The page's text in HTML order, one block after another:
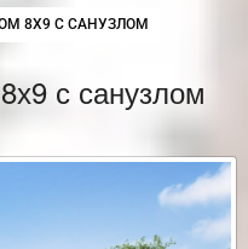
8Х9 С САНУЗЛОМ
с санузлом